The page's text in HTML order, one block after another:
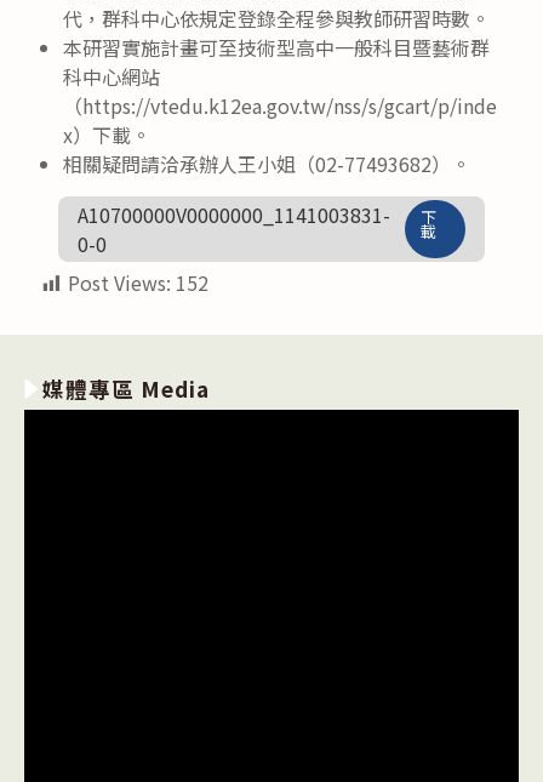
代，群科中心依規定登錄全程參與教師研習時數。
本研習實施計畫可至技術型高中一般科目暨藝術群
科中心網站
（https://vtedu.k12ea.gov.tw/nss/s/gcart/p/inde
x）下載。
相關疑問請洽承辦人王小姐（02-77493682）。
A10700000V0000000_1141003831-
0-0
下
載
Post Views: 152
媒體專區 Media